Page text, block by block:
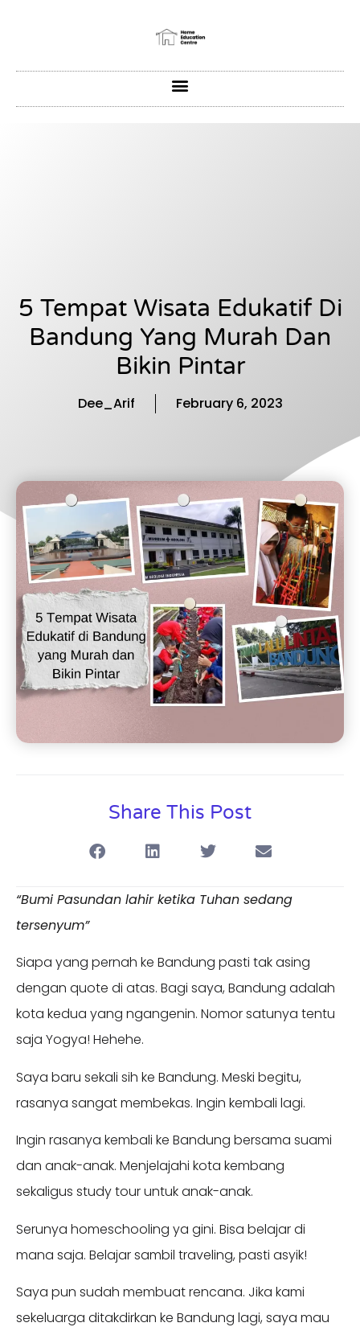
5 Tempat Wisata Edukatif Di
Bandung Yang Murah Dan
Bikin Pintar
Dee_Arif February 6, 2023
Share This Post
“Bumi Pasundan lahir ketika Tuhan sedang
tersenyum”
Siapa yang pernah ke Bandung pasti tak asing
dengan quote di atas. Bagi saya, Bandung adalah
kota kedua yang ngangenin. Nomor satunya tentu
saja Yogya! Hehehe.
Saya baru sekali sih ke Bandung. Meski begitu,
rasanya sangat membekas. Ingin kembali lagi.
Ingin rasanya kembali ke Bandung bersama suami
dan anak-anak. Menjelajahi kota kembang
sekaligus study tour untuk anak-anak.
Serunya homeschooling ya gini. Bisa belajar di
mana saja. Belajar sambil traveling, pasti asyik!
Saya pun sudah membuat rencana. Jika kami
sekeluarga ditakdirkan ke Bandung lagi, saya mau